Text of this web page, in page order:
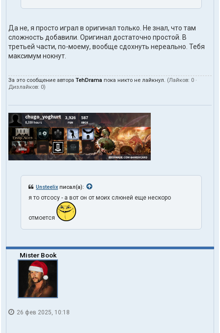
Да не, я просто играл в оригинал только. Не знал, что там
сложность добавили. Оригинал достаточно простой. В
третьей части, по-моему, вообще сдохнуть нереально. Тебя
максимум нокнут.
За это сообщение автора TehDrama пока никто не лайкнул. (Лайков: 0 ·
Дизлайков: 0)
Unsteelix писал(а):
я то отсосу - а вот он от моих слюней еще нескоро
отмоется
Mister Book
26 фев 2025, 10:18